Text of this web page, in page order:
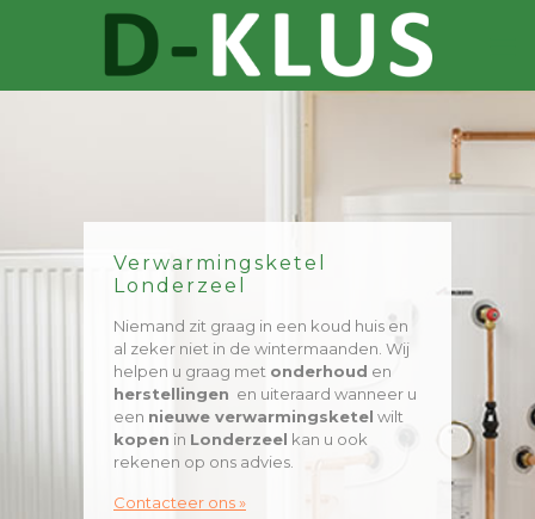
Verwarmingsketel
Londerzeel
Niemand zit graag in een koud huis en
al zeker niet in de wintermaanden. Wij
helpen u graag met onderhoud en
herstellingen en uiteraard wanneer u
een nieuwe verwarmingsketel wilt
kopen in Londerzeel kan u ook
rekenen op ons advies.
Contacteer ons »